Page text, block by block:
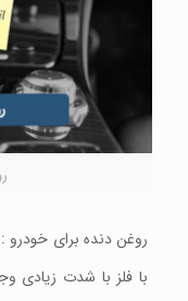
روغن دنده برای
با فلز با شدت زیادی